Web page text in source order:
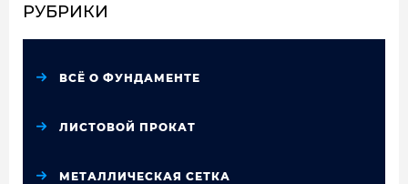
РУБРИКИ
ВСЁ О ФУНДАМЕНТЕ
ЛИСТОВОЙ ПРОКАТ
МЕТАЛЛИЧЕСКАЯ СЕТКА